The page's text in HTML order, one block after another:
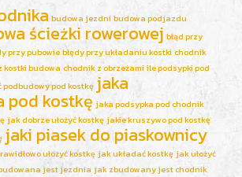
budowa jezdni budowa podjazdu
ścieżki rowerowej błąd przy
przy pubowiebłędy przy układaniu kostki chodnik
kostki budowa chodnik z obrzeżami ile podsypki pod
podbudowy pod kostkę jaka
pod kostkę jaka podsypka pod chodnik
jak dobrze ułożyć kostkę jakie kruszywo pod kostkę
jaki piasek do piaskownicy
ułożyć kostkę jak układać kostkę jak ułożyć
jest jezdnia jak zbudowany jest chodnik